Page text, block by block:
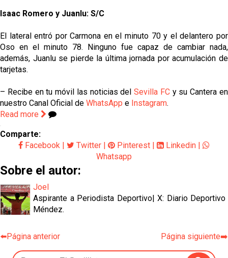
Isaac Romero y Juanlu: S/C
El lateral entró por Carmona en el minuto 70 y el delantero por
Oso en el minuto 78. Ninguno fue capaz de cambiar nada,
además, Juanlu se pierde la última jornada por acumulación de
tarjetas.
– Recibe en tu móvil las noticias delSevilla FCy su Cantera en
nuestro Canal Oficial de WhatsApp e Instagram.
Read more
Comparte:
Facebook
Twitter Pinterest Linkedin
Whatsapp
Sobre el autor:
Joel
Aspirante a Periodista Deportivo| X: Diario Deportivo
Méndez.
⬅️Página anterior Página siguiente➡️